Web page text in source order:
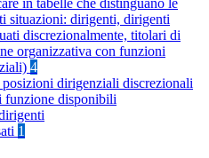
in tabelle che distinguano le
situazioni: dirigenti, dirigenti
discrezionalmente, titolari di
organizzativa con funzioni
4
dirigenziali discrezionali
funzione disponibili
1